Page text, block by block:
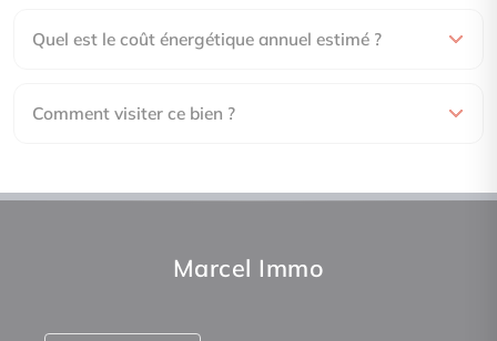
Quel est le coût énergétique annuel estimé ?
Comment visiter ce bien ?
Marcel Immo